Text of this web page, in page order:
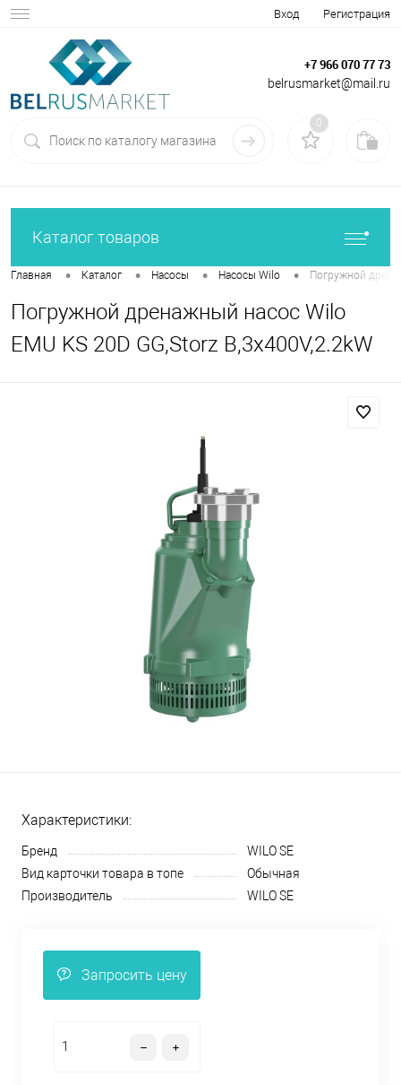
Вход Регистрация
+7 966 070 77 73
belrusmarket@mail.ru
0
Каталог товаров
Главная • Каталог • Насосы • Насосы Wilo • Погружной
Погружной дренажный насос Wilo
EMU KS 20D GG,Storz B,3x400V,2.2kW
Характеристики:
Бренд
WILO SE
Вид карточки товара в топе
Обычная
Производитель
WILO SE
Запросить цену